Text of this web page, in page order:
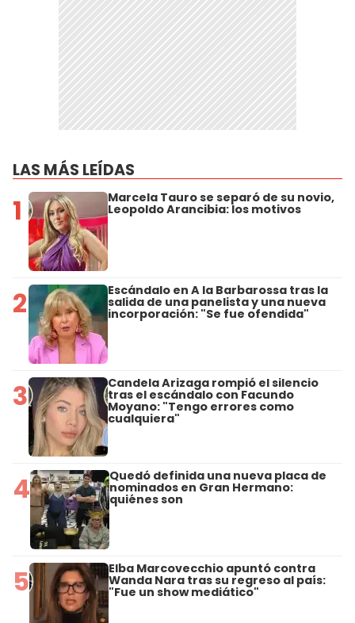
LAS MÁS LEÍDAS
1 Marcela Tauro se separó de su novio,
Leopoldo Arancibia: los motivos
2 Escándalo en A la Barbarossa tras la
salida de una panelista y una nueva
incorporación: "Se fue ofendida"
3 Candela Arizaga rompió el silencio
tras el escándalo con Facundo
Moyano: "Tengo errores como
cualquiera"
4 Quedó definida una nueva placa de
nominados en Gran Hermano:
quiénes son
5 Elba Marcovecchio apuntó contra
Wanda Nara tras su regreso al país:
"Fue un show mediático"